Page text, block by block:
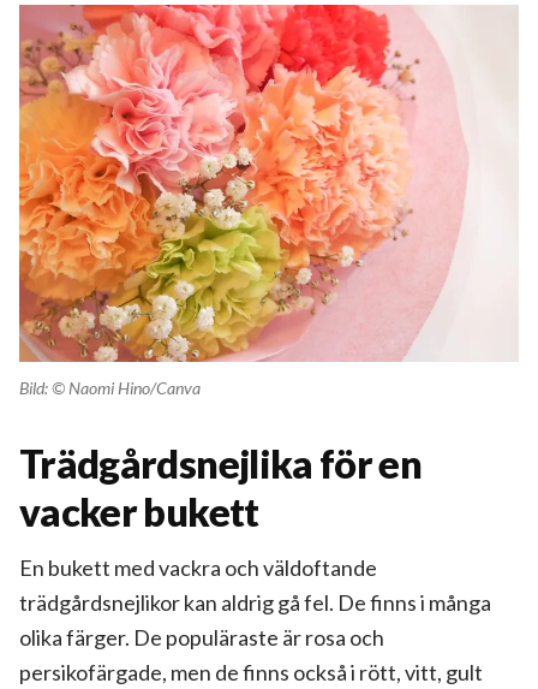
Bild: © Naomi Hino/Canva
Trädgårdsnejlika för en
vacker bukett
En bukett med vackra och väldoftande
trädgårdsnejlikor kan aldrig gå fel. De finns i många
olika färger. De populäraste är rosa och
persikofärgade, men de finns också i rött, vitt, gult